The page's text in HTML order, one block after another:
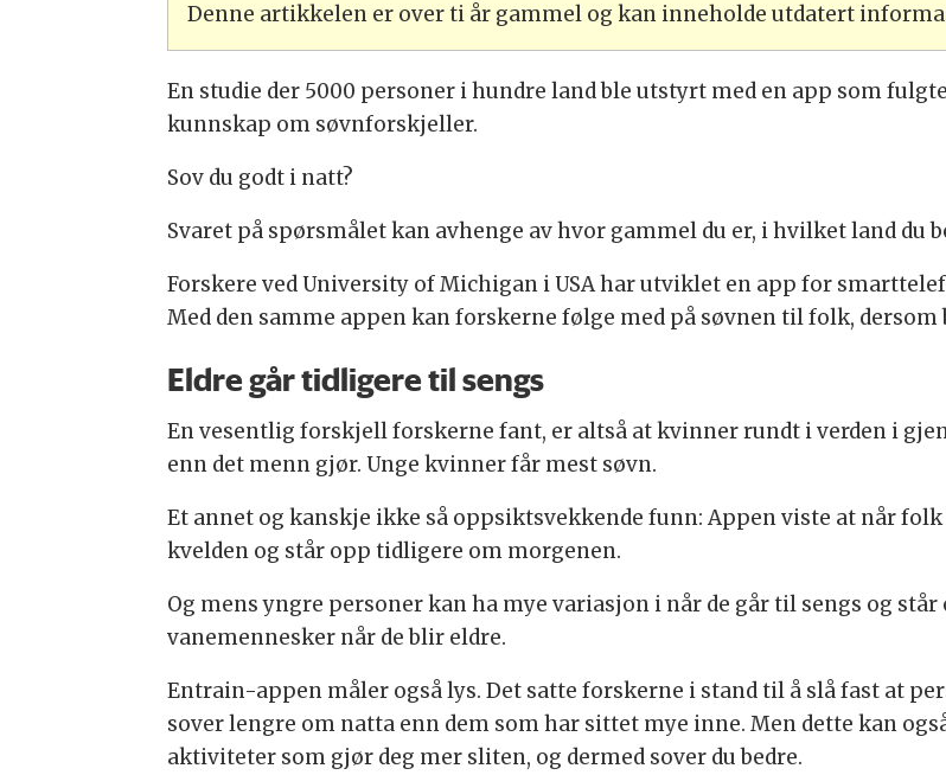
Denne artikkelen er over ti år gammel og kan inneholde utdatert
En studie der 5000 personer i hundre land ble utstyrt med en app som
kunnskap om søvnforskjeller.
Sov du godt i natt?
Svaret på spørsmålet kan avhenge av hvor gammel du er, i hvilket land du
Forskere ved University of Michigan i USA har utviklet en app for
Med den samme appen kan forskerne følge med på søvnen til folk,
Eldre går tidligere til sengs
En vesentlig forskjell forskerne fant, er altså at kvinner rundt i verden i
enn det menn gjør. Unge kvinner får mest søvn.
Et annet og kanskje ikke så oppsiktsvekkende funn: Appen viste at når
kvelden og står opp tidligere om morgenen.
Og mens yngre personer kan ha mye variasjon i når de går til sengs og
vanemennesker når de blir eldre.
Entrain-appen måler også lys. Det satte forskerne i stand til å slå fast at
sover lengre om natta enn dem som har sittet mye inne. Men dette kan
aktiviteter som gjør deg mer sliten, og dermed sover du bedre.